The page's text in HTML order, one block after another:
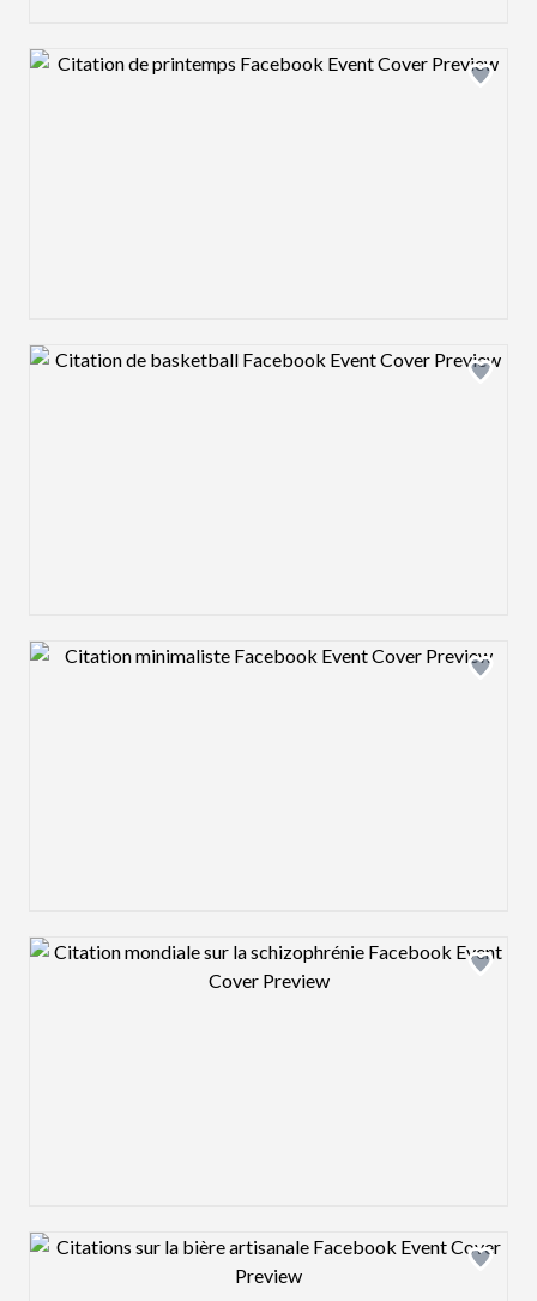
Design preview image
Design preview image
Design preview image
Design preview image
Design preview image